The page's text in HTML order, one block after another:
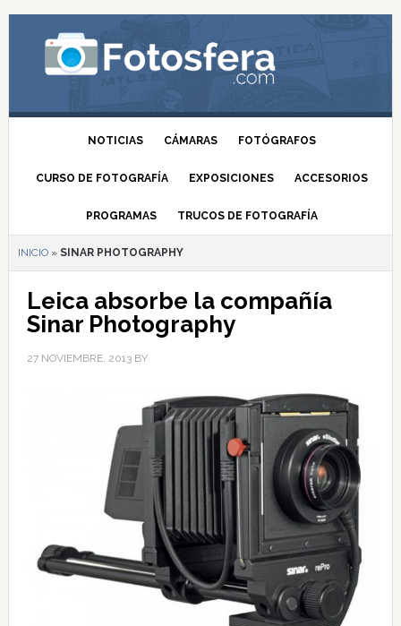
NOTICIAS CÁMARAS FOTÓGRAFOS
CURSO DE FOTOGRAFÍA EXPOSICIONES ACCESORIOS
PROGRAMAS TRUCOS DE FOTOGRAFÍA
INICIO» SINAR PHOTOGRAPHY
Leica absorbe la compañía
Sinar Photography
27 NOVIEMBRE, 2013BY